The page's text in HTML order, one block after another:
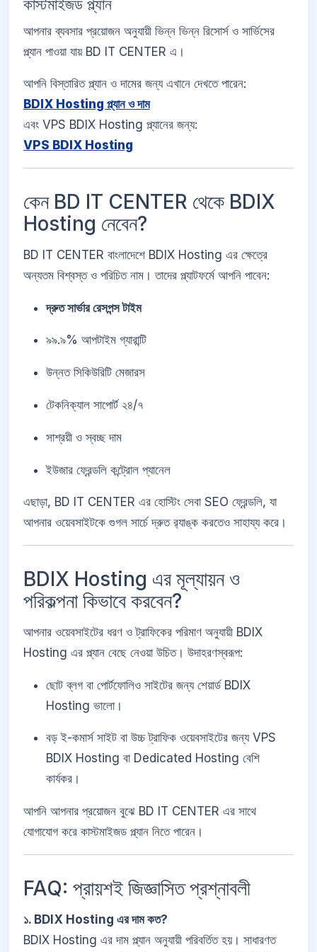
কাস্টমাইজড প্ল্যান
আপনার ব্যবসার প্রয়োজন অনুযায়ী ভিন্ন ভিন্ন রিসোর্স ও সার্ভিসের
প্ল্যান পাওয়া যায় BD IT CENTER এ।
আপনি বিস্তারিত প্ল্যান ও দামের জন্য এখানে দেখতে পারেন:
BDIX Hosting প্ল্যান ও দাম
এবং VPS BDIX Hosting প্ল্যানের জন্য:
VPS BDIX Hosting
কেন BD IT CENTER থেকে BDIX
Hosting নেবেন?
BD IT CENTER বাংলাদেশে BDIX Hosting এর ক্ষেত্রে
অন্যতম বিশ্বস্ত ও পরিচিত নাম। তাদের প্ল্যাটফর্মে আপনি পাবেন:
দ্রুত সার্ভার রেসপন্স টাইম
৯৯.৯% আপটাইম গ্যারান্টি
উন্নত সিকিউরিটি মেজারস
টেকনিক্যাল সাপোর্ট ২৪/৭
সাশ্রয়ী ও স্বচ্ছ দাম
ইউজার ফ্রেন্ডলি কন্ট্রোল প্যানেল
এছাড়া, BD IT CENTER এর হোস্টিং সেবা SEO ফ্রেন্ডলি, যা
আপনার ওয়েবসাইটকে গুগল সার্চে দ্রুত র‍্যাঙ্ক করতেও সাহায্য করে।
BDIX Hosting এর মূল্যায়ন ও
পরিকল্পনা কিভাবে করবেন?
আপনার ওয়েবসাইটের ধরণ ও ট্রাফিকের পরিমাণ অনুযায়ী BDIX
Hosting এর প্ল্যান বেছে নেওয়া উচিত। উদাহরণস্বরূপ:
ছোট ব্লগ বা পোর্টফোলিও সাইটের জন্য শেয়ার্ড BDIX
Hosting ভালো।
বড় ই-কমার্স সাইট বা উচ্চ ট্রাফিক ওয়েবসাইটের জন্য VPS
BDIX Hosting বা Dedicated Hosting বেশি
কার্যকর।
আপনি আপনার প্রয়োজন বুঝে BD IT CENTER এর সাথে
যোগাযোগ করে কাস্টমাইজড প্ল্যান নিতে পারেন।
FAQ: প্রায়শই জিজ্ঞাসিত প্রশ্নাবলী
১. BDIX Hosting এর দাম কত?
BDIX Hosting এর দাম প্ল্যান অনুযায়ী পরিবর্তিত হয়। সাধারণত